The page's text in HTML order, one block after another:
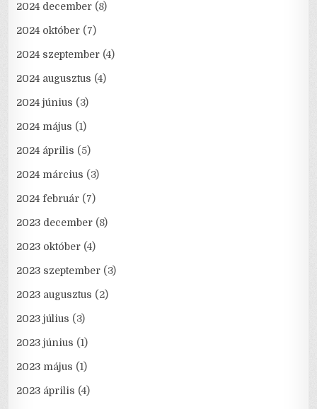
2024 december (8)
2024 október (7)
2024 szeptember (4)
2024 augusztus (4)
2024 június (3)
2024 május (1)
2024 április (5)
2024 március (3)
2024 február (7)
2023 december (8)
2023 október (4)
2023 szeptember (3)
2023 augusztus (2)
2023 július (3)
2023 június (1)
2023 május (1)
2023 április (4)